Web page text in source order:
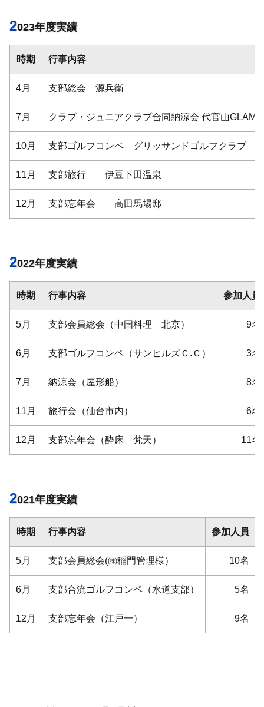
2023年度実績
時期 行事内容
4月 支部総会 源兵衛
7月 クラブ・ジュニアクラプ合同納涼会 代官山
10月 支部ゴルフコンペ グリッサンドゴルフクラブ
11月 支部旅行 伊豆下田温泉
12月 支部忘年会 高田馬場邸
2022年度実績
時期 行事内容 参加人員
5月 支部会員総会（中国料理 北京） 9名
6月 支部ゴルフコンペ（サンヒルズＣ.Ｃ） 3名
7月 納涼会（屋形船） 8名
11月 旅行会（仙台市内） 6名
12月 支部忘年会（酔床 梵天） 11名
2021年度実績
時期 行事内容 参加人員
5月 支部会員総会(㈱稲門管理様） 10名
6月 支部合流ゴルフコンペ（水道支部） 5名
12月 支部忘年会（江戸一） 9名